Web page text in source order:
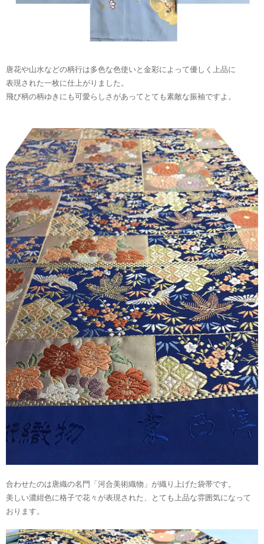
唐花や山水などの柄行は多色な色使いと金彩によって優しく上品に
表現された一枚に仕上がりました。
飛び柄の柄ゆきにも可愛らしさがあってとても素敵な振袖ですよ。
合わせたのは唐織の名門「河合美術織物」が織り上げた袋帯です。
美しい濃紺色に格子で花々が表現された、とても上品な雰囲気になって
おります。